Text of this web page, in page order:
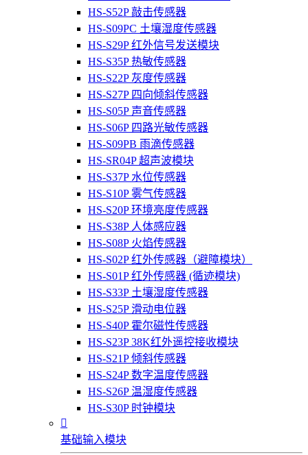
HS-S52P 敲击传感器
HS-S09PC 土壤湿度传感器
HS-S29P 红外信号发送模块
HS-S35P 热敏传感器
HS-S22P 灰度传感器
HS-S27P 四向倾斜传感器
HS-S05P 声音传感器
HS-S06P 四路光敏传感器
HS-S09PB 雨滴传感器
HS-SR04P 超声波模块
HS-S37P 水位传感器
HS-S10P 雾气传感器
HS-S20P 环境亮度传感器
HS-S38P 人体感应器
HS-S08P 火焰传感器
HS-S02P 红外传感器（避障模块）
HS-S01P 红外传感器 (循迹模块)
HS-S33P 土壤湿度传感器
HS-S25P 滑动电位器
HS-S40P 霍尔磁性传感器
HS-S23P 38K红外遥控接收模块
HS-S21P 倾斜传感器
HS-S24P 数字温度传感器
HS-S26P 温湿度传感器
HS-S30P 时钟模块

基础输入模块